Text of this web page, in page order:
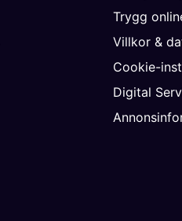
Trygg
Villkor &
Cookie-
Digital